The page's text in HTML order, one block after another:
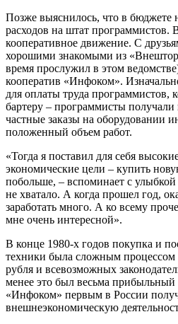
Позже выяснилось, что в бюджете
расходов на штат программистов.
кооперативное движение. С
хорошими знакомыми из
время прослужил в этом
кооператив «Инфоком».
для оплаты труда программистов,
бартеру – программисты
частные заказы на оборудовании
положенный объем работ.
«Тогда я поставил для себя
экономические цели – купить
побольше, – вспоминает с
не хватало. А когда прошел год,
заработать много. А ко всему
мне очень интересной».
В конце 1980-х годов покупка и
техники была сложным процессом
рубля и всевозможных
менее это был весьма прибыльный
«Инфоком» первым в России
внешнеэкономическую